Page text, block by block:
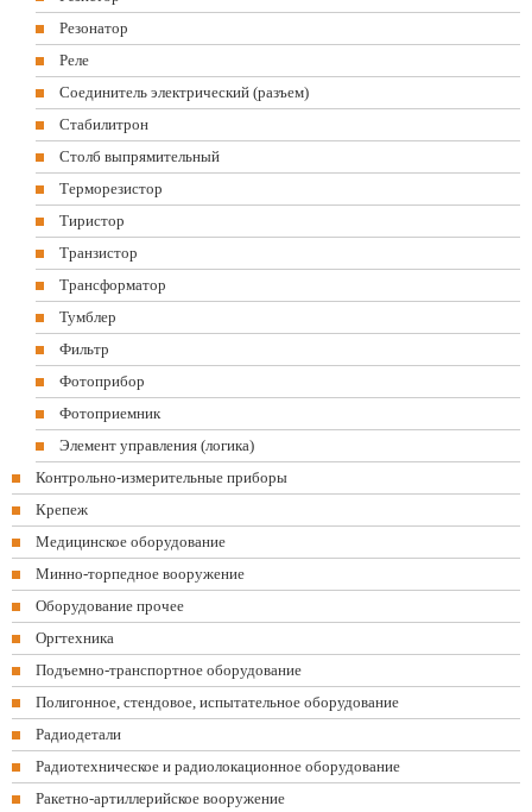
Резонатор
Реле
Соединитель электрический (разъем)
Стабилитрон
Столб выпрямительный
Терморезистор
Тиристор
Транзистор
Трансформатор
Тумблер
Фильтр
Фотоприбор
Фотоприемник
Элемент управления (логика)
Контрольно-измерительные приборы
Крепеж
Медицинское оборудование
Минно-торпедное вооружение
Оборудование прочее
Оргтехника
Подъемно-транспортное оборудование
Полигонное, стендовое, испытательное оборудование
Радиодетали
Радиотехническое и радиолокационное оборудование
Ракетно-артиллерийское вооружение